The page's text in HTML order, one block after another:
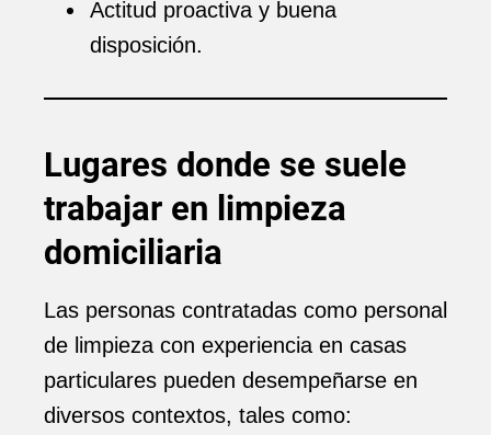
Actitud proactiva y buena
disposición.
Lugares donde se suele
trabajar en limpieza
domiciliaria
Las personas contratadas como personal
de limpieza con experiencia en casas
particulares pueden desempeñarse en
diversos contextos, tales como: